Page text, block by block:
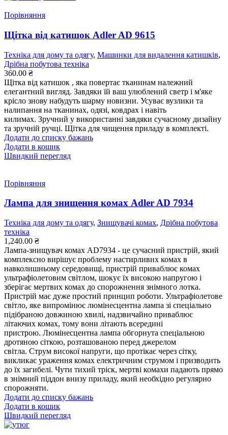
Порівняння
Щітка від катишок Adler AD 9615
Техніка для дому та одягу, Машинки для видалення катишків,
Дрібна побутова техніка
360.00 ₴
Щітка від катишок , яка повертає тканинам належний
елегантний вигляд. Завдяки їй ваш улюблений светр і м'яке
крісло знову набудуть шарму новизни. Усуває вузлики та
налипання на тканинах, одязі, ковдрах і навіть
килимах. Зручний у використанні завдяки сучасному дизайну
та зручній ручці. Щітка для чищення приладу в комплекті.
Додати до списку бажань
Додати в кошик
Швидкий перегляд
Порівняння
Лампа для знищення комах Adler AD 7934
Техніка для дому та одягу, Знищувачі комах, Дрібна побутова
техніка
1,240.00 ₴
Лампа-знищувач комах AD7934 - це сучасний пристрій, який
комплексно вирішує проблему настирливих комах в
навколишньому середовищі, пристрій приваблює комах
ультрафіолетовим світлом, шокує їх високою напругою і
зберігає мертвих комах до спорожнення знімного лотка.
Пристрій має дуже простий принцип роботи. Ультрафіолетове
світло, яке випромінює люмінесцентна лампа зі спеціально
підібраною довжиною хвилі, надзвичайно приваблює
літаючих комах, тому вони літають всередині
пристрою. Люмінесцентна лампа обгорнута спеціальною
дротяною сіткою, розташованою перед джерелом
світла. Струм високої напруги, що протікає через сітку,
викликає ураження комах електричним струмом і призводить
до їх загибелі. Чути тихий тріск, мертві комахи падають прямо
в знімний піддон внизу приладу, який необхідно регулярно
спорожняти.
Додати до списку бажань
Додати в кошик
Швидкий перегляд